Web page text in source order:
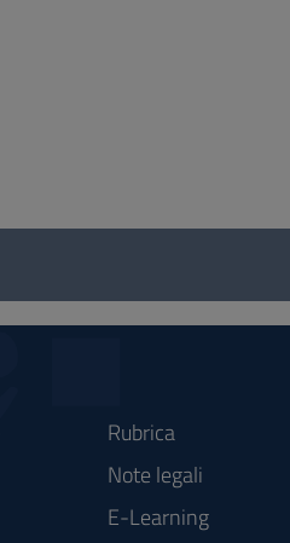
Rubrica
Note legali
E-Learning